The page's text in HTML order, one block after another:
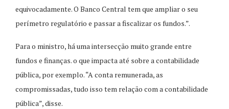
equivocadamente. O Banco Central tem que ampliar o seu
perímetro regulatório e passar a fiscalizar os fundos.”.
Para o ministro, há uma intersecção muito grande entre
fundos e finanças. o que impacta até sobre a contabilidade
pública, por exemplo. “A conta remunerada, as
compromissadas, tudo isso tem relação com a contabilidade
pública”, disse.